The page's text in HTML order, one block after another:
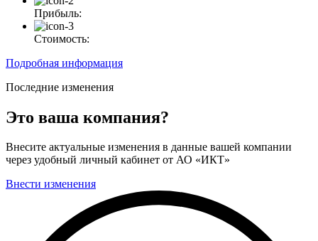
Прибыль:
Стоимость:
Подробная информация
Последние изменения
Это ваша компания?
Внесите актуальные изменения в данные вашей компании
через удобный личный кабинет от АО «ИКТ»
Внести изменения